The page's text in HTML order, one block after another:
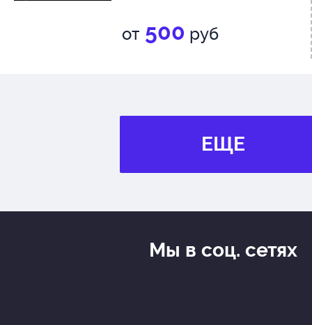
от 500 руб
ЕЩЕ
Мы в соц. сетях